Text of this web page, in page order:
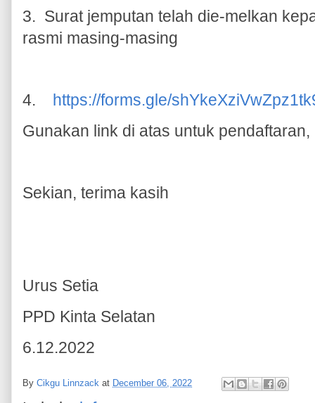
3. Surat jemputan telah die-melkan
rasmi masing-masing
4.
https://forms.gle/
Gunakan link di atas untuk pendaftaran,
Sekian, terima kasih
Urus Setia
PPD Kinta Selatan
6.12.2022
By Cikgu Linnzack at December 06, 2022